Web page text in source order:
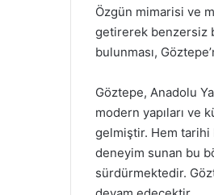
Özgün mimarisi ve
getirerek benzersiz
bulunması,
Göztepe, Anadolu
modern yapıları ve
gelmiştir. Hem
deneyim sunan bu
sürdürmektedir.